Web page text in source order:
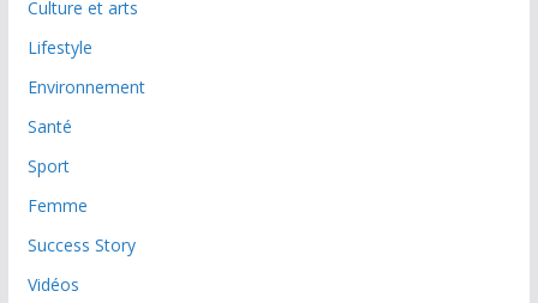
Culture et arts
Lifestyle
Environnement
Santé
Sport
Femme
Success Story
Vidéos